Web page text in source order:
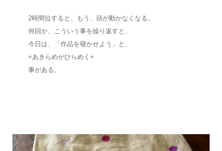
2時間位すると、もう、頭が動かなくなる。
何回か、こういう事を繰り返すと、
今日は、「作品を寝かせよう」と、
+あきらめがひらめく+
事がある。